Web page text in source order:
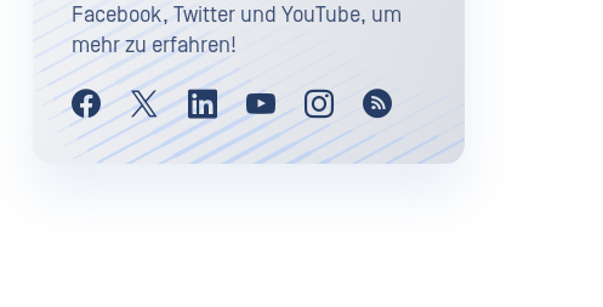
Facebook, Twitter und YouTube, um
mehr zu erfahren!